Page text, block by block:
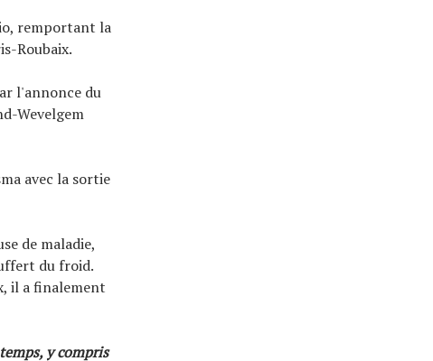
remportant la
Roubaix.
l'annonce du
Wevelgem
avec la sortie
de maladie,
du froid.
il a finalement
y compris